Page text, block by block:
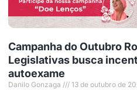
Campanha do Outubro
Legislativas busca
autoexame
Danilo Gonzaga 13 de outubro de